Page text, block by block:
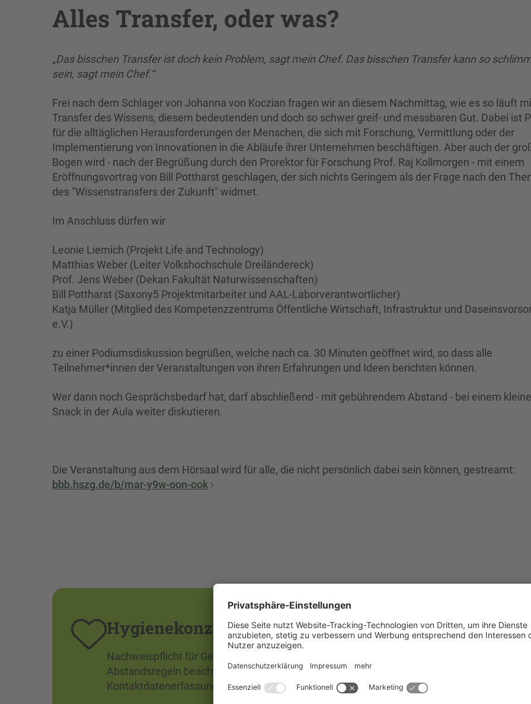
Alles Transfer, oder was?
„Das bisschen Transfer ist doch kein Problem, sagt mein Chef. Das bisschen Transfer kann so
sein, sagt mein Chef.“
Frei nach dem Schlager von Johanna von Koczian fragen wir an diesem Nachmittag, wie es so läuft
Transfer des Wissens, diesem bedeutenden und doch so schwer greif- und messbaren Gut. Dabei ist
für die alltäglichen Herausforderungen der Menschen, die sich mit Forschung, Vermittlung oder der
Implementierung von Innovationen in die Abläufe ihrer Unternehmen beschäftigen. Aber auch der
Bogen wird - nach der Begrüßung durch den Prorektor für Forschung Prof. Raj Kollmorgen - mit einem
Eröffnungsvortrag von Bill Pottharst geschlagen, der sich nichts Geringem als der Frage nach den
des "Wissenstransfers der Zukunft" widmet.
Im Anschluss dürfen wir
Leonie Liemich (Projekt Life and Technology)
Matthias Weber (Leiter Volkshochschule Dreiländereck)
Prof. Jens Weber (Dekan Fakultät Naturwissenschaften)
Bill Pottharst (Saxony5 Projektmitarbeiter und AAL-Laborverantwortlicher)
Katja Müller (Mitglied des Kompetenzzentrums Öffentliche Wirtschaft, Infrastruktur und
e.V.)
zu einer Podiumsdiskussion begrüßen, welche nach ca. 30 Minuten geöffnet wird, so dass alle
Teilnehmer*innen der Veranstaltungen von ihren Erfahrungen und Ideen berichten können.
Wer dann noch Gesprächsbedarf hat, darf abschließend - mit gebührendem Abstand - bei einem
Snack in der Aula weiter diskutieren.
Die Veranstaltung aus dem Hörsaal wird für alle, die nicht persönlich dabei sein können, gestreamt:
bbb.hszg.de/b/mar-y9w-oon-ook
Hygienekonzept
Nachweispflicht für Genesene, Geimpfte und Geteste
Abstandsregeln beachten
Kontaktdatenerfassung